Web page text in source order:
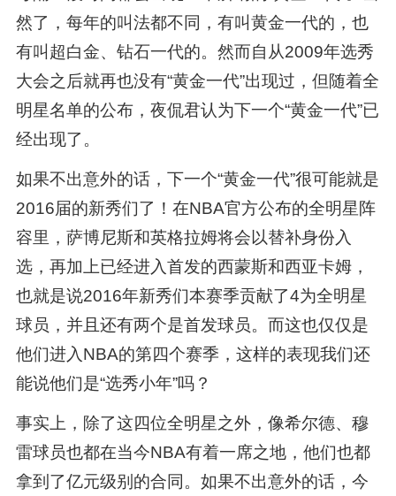
然了，每年的叫法都不同，有叫黄金一代的，也
有叫超白金、钻石一代的。然而自从2009年选秀
大会之后就再也没有“黄金一代”出现过，但随着全
明星名单的公布，夜侃君认为下一个“黄金一代”已
经出现了。
如果不出意外的话，下一个“黄金一代”很可能就是
2016届的新秀们了！在NBA官方公布的全明星阵
容里，萨博尼斯和英格拉姆将会以替补身份入
选，再加上已经进入首发的西蒙斯和西亚卡姆，
也就是说2016年新秀们本赛季贡献了4为全明星
球员，并且还有两个是首发球员。而这也仅仅是
他们进入NBA的第四个赛季，这样的表现我们还
能说他们是“选秀小年”吗？
事实上，除了这四位全明星之外，像希尔德、穆
雷球员也都在当今NBA有着一席之地，他们也都
拿到了亿元级别的合同。如果不出意外的话，今